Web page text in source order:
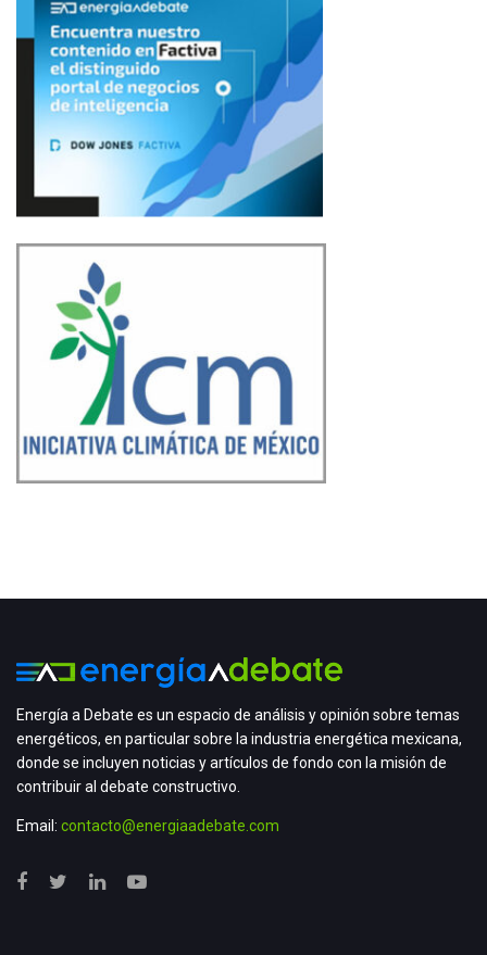
Energía a Debate es un espacio de análisis y opinión sobre temas
energéticos, en particular sobre la industria energética mexicana,
donde se incluyen noticias y artículos de fondo con la misión de
contribuir al debate constructivo.
Email: contacto@energiaadebate.com